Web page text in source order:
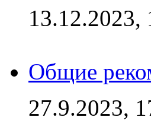
13.12.2023,
Общие
27.9.2023,